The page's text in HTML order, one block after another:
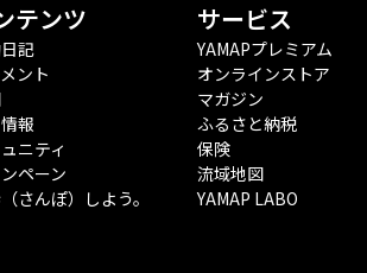
テンツ
記
ント
報
ニティ
ペーン
さんぽ）しよう。
サービス
YAMAPプレミアム
オンラインストア
マガジン
ふるさと納税
保険
流域地図
YAMAP LABO